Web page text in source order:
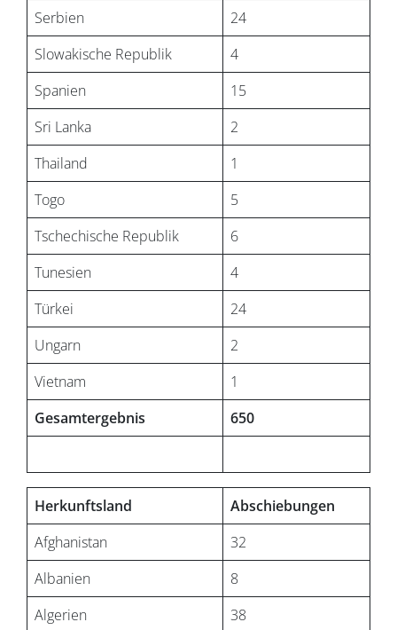
Serbien
24
Slowakische Republik
4
Spanien
15
Sri Lanka
2
Thailand
1
Togo
5
Tschechische Republik
6
Tunesien
4
Türkei
24
Ungarn
2
Vietnam
1
Gesamtergebnis
650
Herkunftsland
Abschiebungen
Afghanistan
32
Albanien
8
Algerien
38